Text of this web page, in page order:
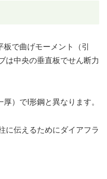
で曲げモーメント（引
は中央の垂直板でせん断力
）でI形鋼と異なります。
に伝えるためにダイアフラ